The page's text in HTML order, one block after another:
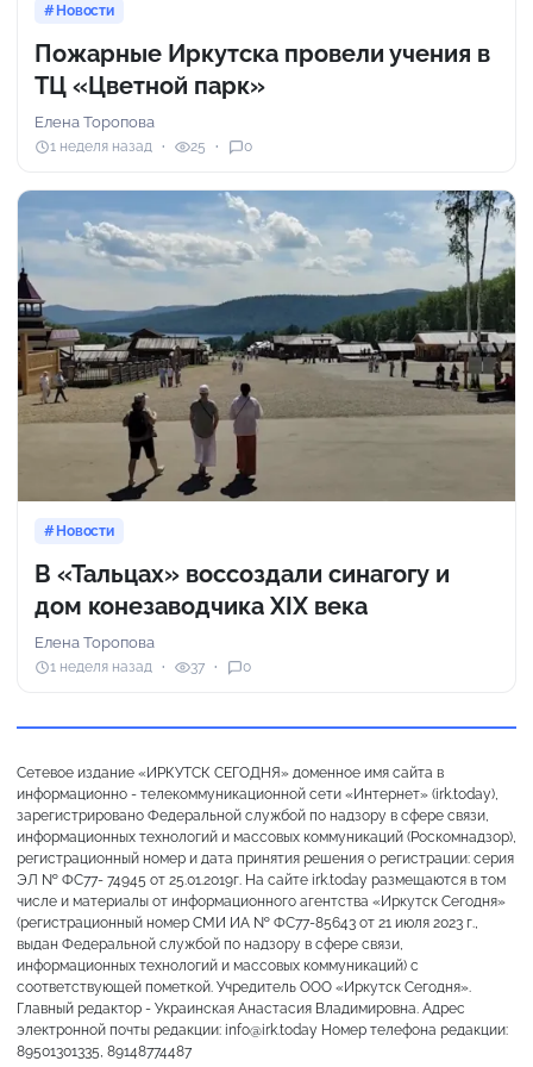
Новости
Пожарные Иркутска провели учения в
ТЦ «Цветной парк»
Елена Торопова
1 неделя назад 25 0
Новости
В «Тальцах» воссоздали синагогу и
дом конезаводчика XIX века
Елена Торопова
1 неделя назад 37 0
Сетевое издание «ИРКУТСК СЕГОДНЯ» доменное имя сайта в
информационно - телекоммуникационной сети «Интернет» (irk.today),
зарегистрировано Федеральной службой по надзору в сфере связи,
информационных технологий и массовых коммуникаций (Роскомнадзор),
регистрационный номер и дата принятия решения о регистрации: серия
ЭЛ № ФС77- 74945 от 25.01.2019г. На сайте irk.today размещаются в том
числе и материалы от информационного агентства «Иркутск Сегодня»
(регистрационный номер СМИ ИА № ФС77-85643 от 21 июля 2023 г.,
выдан Федеральной службой по надзору в сфере связи,
информационных технологий и массовых коммуникаций) с
соответствующей пометкой. Учредитель ООО «Иркутск Сегодня».
Главный редактор - Украинская Анастасия Владимировна. Адрес
электронной почты редакции: info@irk.today Номер телефона редакции:
89501301335, 89148774487